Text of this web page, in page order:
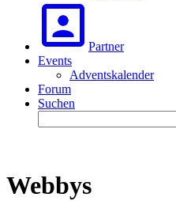
Partner
Events
Adventskalender
Forum
Suchen
Webbys